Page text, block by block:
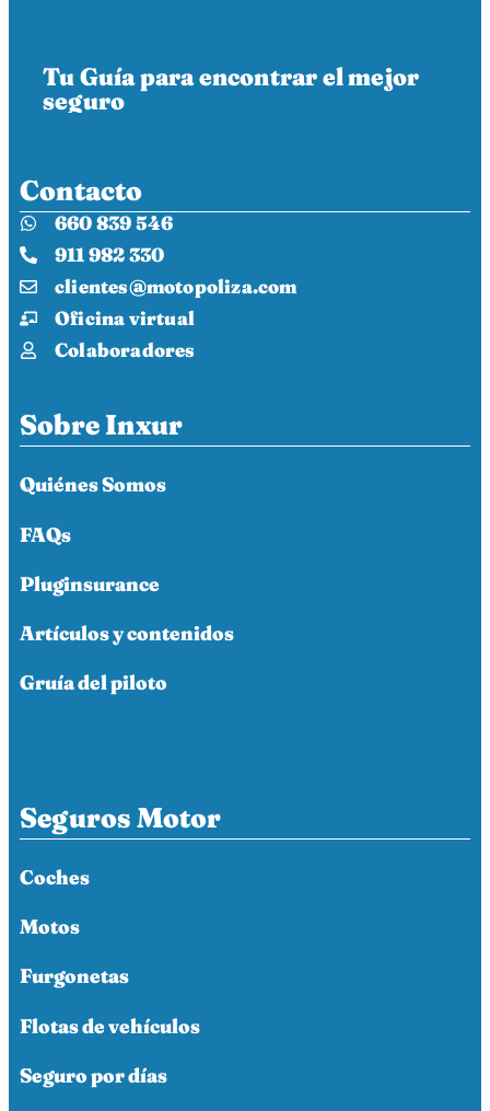
Tu Guía para encontrar el mejor
seguro
Contacto
660 839 546
911 982 330
clientes@motopoliza.com
Oficina virtual
Colaboradores
Sobre Inxur
Quiénes Somos
FAQs
Pluginsurance
Artículos y contenidos
Gruía del piloto
Seguros Motor
Coches
Motos
Furgonetas
Flotas de vehículos
Seguro por días